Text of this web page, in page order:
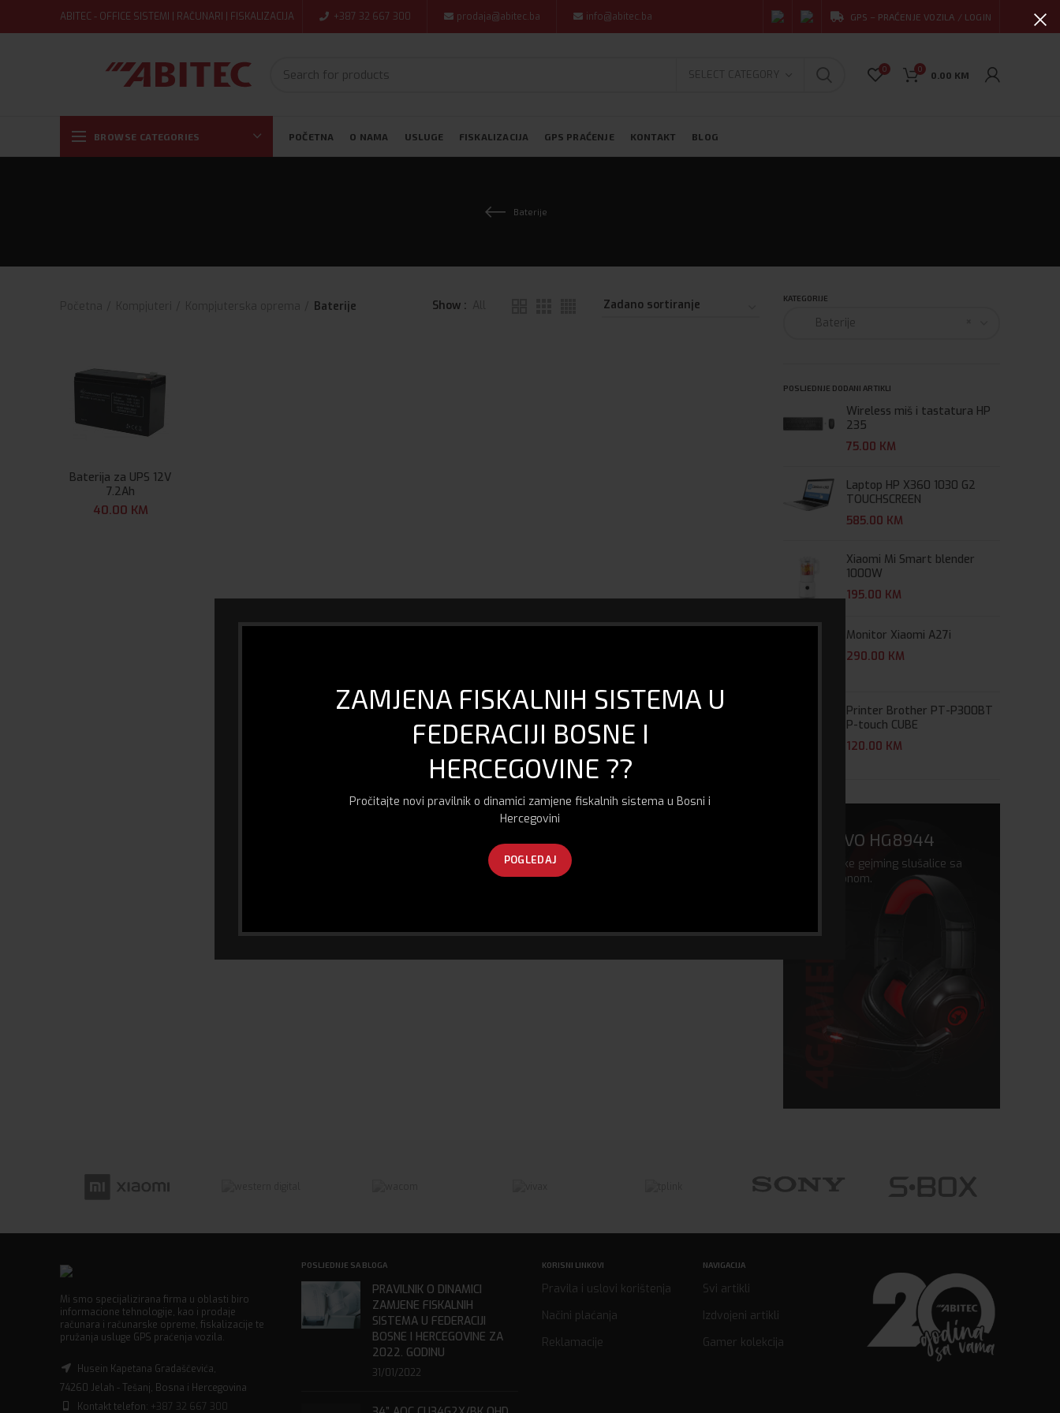
ZAMJENA FISKALNIH SISTEMA U
FEDERACIJI BOSNE I
HERCEGOVINE ??
Pročitajte novi pravilnik o dinamici zamjene fiskalnih sistema u Bosni i
Hercegovini
POGLEDAJ
ABITEC - OFFICE SISTEMI | RAČUNARI | FISKALIZACIJA +387 32 667 300 prodaja@abitec.ba info@abitec.ba GPS – PRAĆENJE VOZILA / LOGIN
SELECT CATEGORY 0 0
0.00 KM
BROWSE CATEGORIES POČETNA O NAMA USLUGE FISKALIZACIJA GPS PRAĆENJE KONTAKT BLOG
Baterije
KATEGORIJE
Baterije
POSLJEDNJE DODANI ARTIKLI
Wireless miš i tastatura HP
235
75.00 KM
Laptop HP X360 1030 G2
TOUCHSCREEN
585.00 KM
Xiaomi Mi Smart blender
1000W
195.00 KM
Monitor Xiaomi A27i
290.00 KM
Printer Brother PT-P300BT
P-touch CUBE
120.00 KM
MARVO HG8944
vrhunske gejming slušalice sa
mikrofonom.
Baterije Show
Baterija za UPS 12V
7.2Ah
40.00 KM
Mi smo specijalizirana firma u oblasti biro
informacione tehnologije, kao i prodaje
računara i računarske opreme, fiskalizacije te
pružanja usluge GPS praćenja vozila.
Husein Kapetana Gradaščevića,
74260 Jelah - Tešanj, Bosna i Hercegovina
Kontakt telefon: +387 32 667 300
POSLJEDNJE SA BLOGA
PRAVILNIK O DINAMICI
ZAMJENE FISKALNIH
SISTEMA U FEDERACIJI
BOSNE I HERCEGOVINE ZA
2022. GODINU
31/01/2022
KORISNI LINKOVI
Pravila i uslovi korištenja
Načini plaćanja
Reklamacije
NAVIGACIJA
Svi artikli
Izdvojeni artikli
Gamer kolekcija